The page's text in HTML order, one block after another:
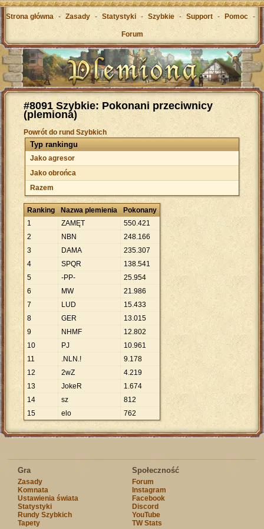
Strona główna - Zasady - Statystyki - Szybkie - Support - Pomoc -
Forum
#8091 Szybkie: Pokonani przeciwnicy
(plemiona)
Powrót do rund Szybkich
Typ rankingu
Jako agresor
Jako obrońca
Razem
Ranking Nazwa plemienia
Pokonany
1
ZAMĘT 550.421
2
NBN 248.166
3
DAMA 235.307
4
SPQR 138.541
5
-PP- 25.954
6
MW 21.986
7
LUD 15.433
8
GER 13.015
9
NHMF 12.802
10
PJ 10.961
11
.NLN.! 9.178
12
2wZ 4.219
13
JokeR 1.674
14
sz
812
15
elo 762
Gra
Zasady
Komnata
Ustawienia świata
Statystyki
Rundy Szybkich
Tapety
Społeczność
Forum
Instagram
Facebook
Discord
YouTube
TW Stats